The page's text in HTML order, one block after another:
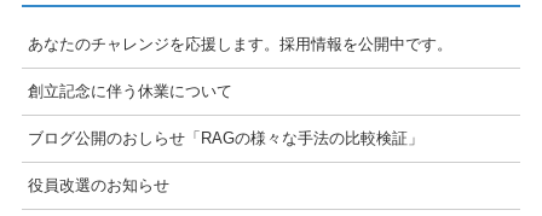
あなたのチャレンジを応援します。採用情報を公開中です。
創立記念に伴う休業について
ブログ公開のおしらせ「RAGの様々な手法の比較検証」
役員改選のお知らせ